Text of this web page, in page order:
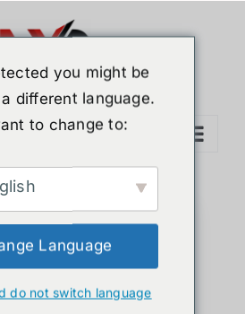
you might be
different language.
to change to:
Language
do not switch language